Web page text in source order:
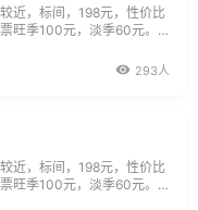
近，标间，198元，性价比
旺季100元，淡季60元。
里，层峦叠嶂136峰。其中
293人
近，标间，198元，性价比
旺季100元，淡季60元。